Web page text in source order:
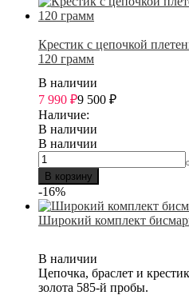
Крестик с цепочкой
120 грамм
В наличии
7 990 ₽9 500 ₽
Наличие:
В наличии
В наличии
В корзину
-16%
Широкий комплект
В наличии
Цепочка, браслет и
золота 585-й пробы.